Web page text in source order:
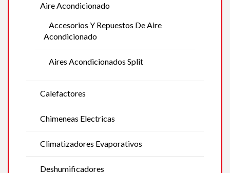
Aire Acondicionado
Accesorios Y Repuestos De Aire
Acondicionado
Aires Acondicionados Split
Calefactores
Chimeneas Electricas
Climatizadores Evaporativos
Deshumificadores